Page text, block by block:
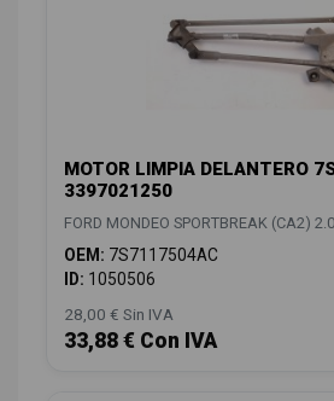
MOTOR LIMPIA DELANTERO
3397021250
FORD MONDEO SPORTBREAK (CA2)
OEM: 7S7117504AC
ID: 1050506
28,00 € Sin IVA
33,88 € Con IVA